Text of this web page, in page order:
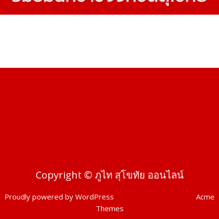
Copyright © ภูไท สุโขทัย ออนไลน์
Proudly powered by WordPress
Acme
Themes